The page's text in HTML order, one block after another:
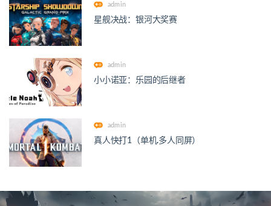
admin
星舰决战：银河大奖赛
admin
小小诺亚：乐园的后继者
admin
真人快打1（单机.多人同屏）